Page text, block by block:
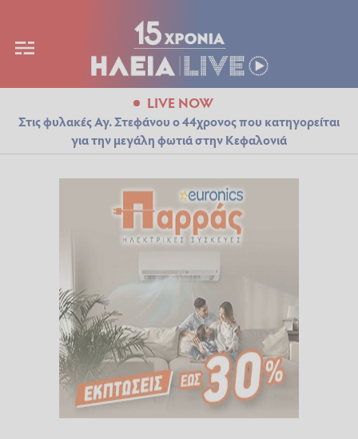
LIVE NOW
Στις φυλακές Αγ. Στεφάνου ο 44χρονος που κατηγορείται
για την μεγάλη φωτιά στην Κεφαλονιά